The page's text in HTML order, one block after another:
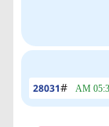
28031# 05:37